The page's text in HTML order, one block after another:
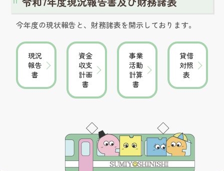
今年度の現状報告と、財務諸表を開示しております。
現況
報告
書
資金
収支
計画
書
事業
活動
計算
書
貸借
対照
表